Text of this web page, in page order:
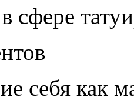
сфере
себя как